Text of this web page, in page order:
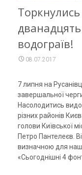
водограїв!
08.07.2017
7 липня на
завершальної
Насолодитись
різних районів
голови Київської
Петро Пантелеєв.
визначною для
«Сьогоднішні 4